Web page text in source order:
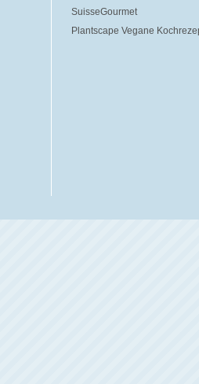
SuisseGourmet
Plantscape Vegane